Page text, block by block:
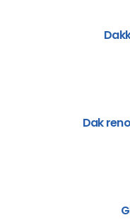
Dak